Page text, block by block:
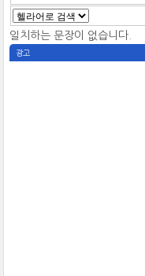
일치하는 문장이 없습니다.
광고